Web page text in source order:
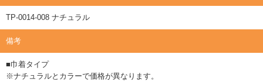
TP-0014-008 ナチュラル
備考
■巾着タイプ
※ナチュラルとカラーで価格が異なります。